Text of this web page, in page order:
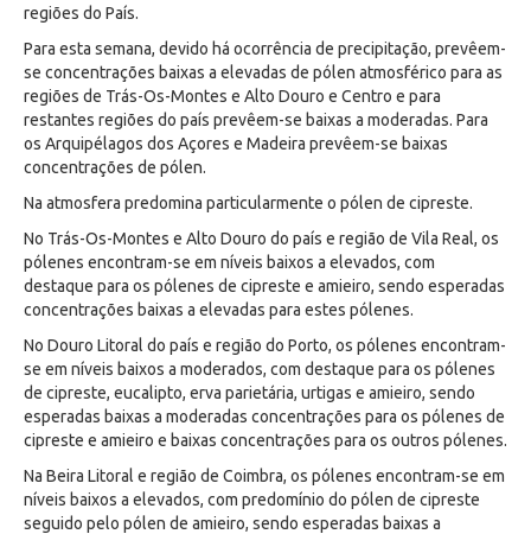
regiões do País.
Para esta semana, devido há ocorrência de precipitação, prevêem-
se concentrações baixas a elevadas de pólen atmosférico para as
regiões de Trás-Os-Montes e Alto Douro e Centro e para
restantes regiões do país prevêem-se baixas a moderadas. Para
os Arquipélagos dos Açores e Madeira prevêem-se baixas
concentrações de pólen.
Na atmosfera predomina particularmente o pólen de cipreste.
No Trás-Os-Montes e Alto Douro do país e região de Vila Real, os
pólenes encontram-se em níveis baixos a elevados, com
destaque para os pólenes de cipreste e amieiro, sendo esperadas
concentrações baixas a elevadas para estes pólenes.
No Douro Litoral do país e região do Porto, os pólenes encontram-
se em níveis baixos a moderados, com destaque para os pólenes
de cipreste, eucalipto, erva parietária, urtigas e amieiro, sendo
esperadas baixas a moderadas concentrações para os pólenes de
cipreste e amieiro e baixas concentrações para os outros pólenes.
Na Beira Litoral e região de Coimbra, os pólenes encontram-se em
níveis baixos a elevados, com predomínio do pólen de cipreste
seguido pelo pólen de amieiro, sendo esperadas baixas a